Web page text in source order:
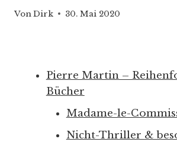
VonDirk 30. Mai 2020
Pierre Martin –
Bücher
Madame-le-
Nicht-Thriller &